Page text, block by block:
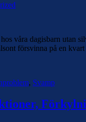
våra dagisbarn utan
försvinna på en
, Svamp